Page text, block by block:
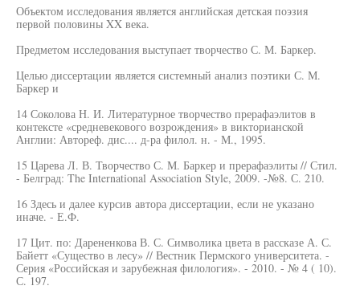
Объектом исследования является английская детская поэзия
первой половины XX века.
Предметом исследования выступает творчество С. М. Баркер.
Целью диссертации является системный анализ поэтики С. М.
Баркер и
14 Соколова Н. И. Литературное творчество прерафаэлитов в
контексте «средневекового возрождения» в викторианской
Англии: Автореф. дис.... д-ра филол. н. - М., 1995.
15 Царева Л. В. Творчество С. М. Баркер и прерафаэлиты // Стил.
- Белград: The International Association Style, 2009. -№8. С. 210.
16 Здесь и далее курсив автора диссертации, если не указано
иначе. - Е.Ф.
17 Цит. по: Дарененкова В. С. Символика цвета в рассказе А. С.
Байетт «Существо в лесу» // Вестник Пермского университета. -
Серия «Российская и зарубежная филология». - 2010. - № 4 ( 10).
С. 197.